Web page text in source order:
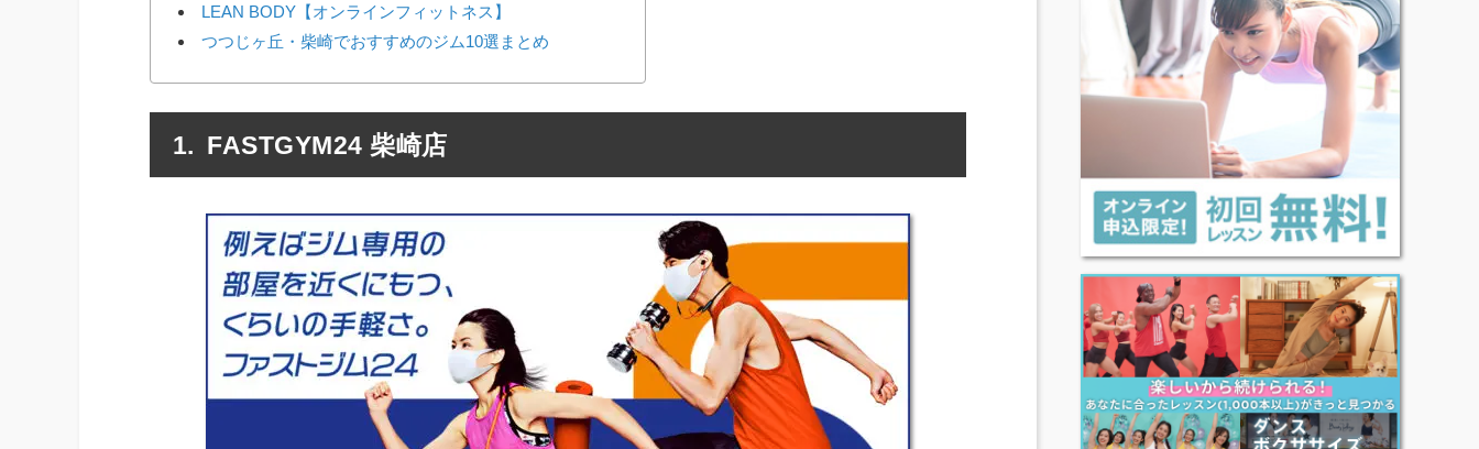
LEAN BODY【オンラインフィットネス】
つつじヶ丘・柴崎でおすすめのジム10選まとめ
FASTGYM24 柴崎店